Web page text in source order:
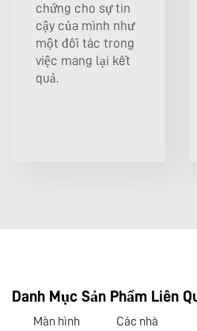
chứng cho sự tin
cậy của mình như
một đối tác trong
việc mang lại kết
quả.
Danh Mục Sản Phẩm Liên
Màn hình
Các nhà